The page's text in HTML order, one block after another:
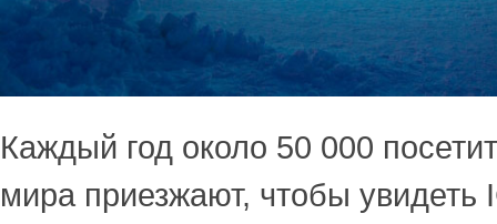
Каждый год около 50 000
мира приезжают, чтобы увидеть